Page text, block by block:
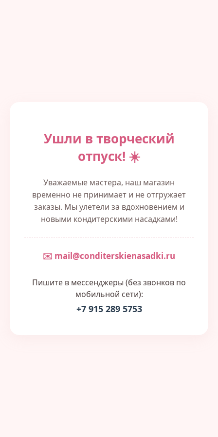
Ушли в творческий
отпуск! ☀️
Уважаемые мастера, наш магазин
временно не принимает и не отгружает
заказы. Мы улетели за вдохновением и
новыми кондитерскими насадками!
✉️ mail@conditerskienasadki.ru
Пишите в мессенджеры (без звонков по
мобильной сети):
+7 915 289 5753